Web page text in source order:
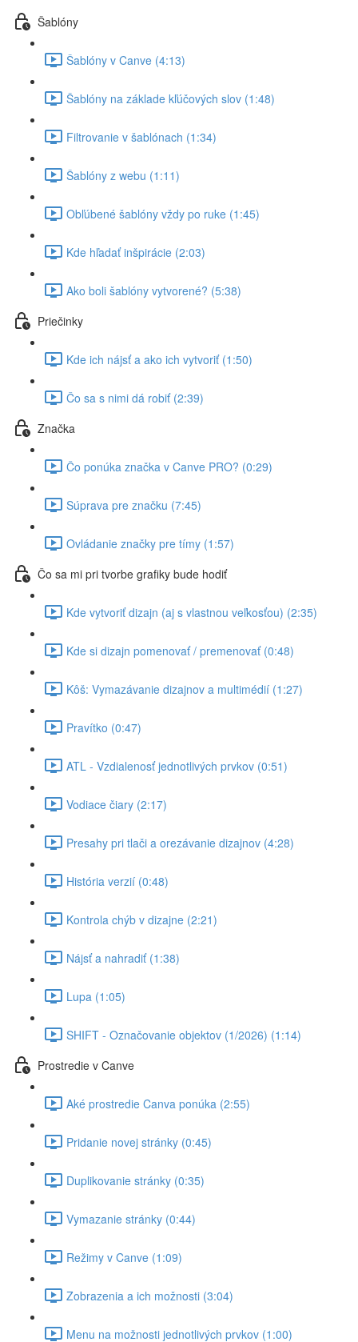
Šablóny
Šablóny v Canve (4:13)
Šablóny na základe kľúčových slov (1:48)
Filtrovanie v šablónach (1:34)
Šablóny z webu (1:11)
Obľúbené šablóny vždy po ruke (1:45)
Kde hľadať inšpirácie (2:03)
Ako boli šablóny vytvorené? (5:38)
Priečinky
Kde ich nájsť a ako ich vytvoriť (1:50)
Čo sa s nimi dá robiť (2:39)
Značka
Čo ponúka značka v Canve PRO? (0:29)
Súprava pre značku (7:45)
Ovládanie značky pre tímy (1:57)
Čo sa mi pri tvorbe grafiky bude hodiť
Kde vytvoriť dizajn (aj s vlastnou veľkosťou) (2:35)
Kde si dizajn pomenovať / premenovať (0:48)
Kôš: Vymazávanie dizajnov a multimédií (1:27)
Pravítko (0:47)
ATL - Vzdialenosť jednotlivých prvkov (0:51)
Vodiace čiary (2:17)
Presahy pri tlači a orezávanie dizajnov (4:28)
História verzií (0:48)
Kontrola chýb v dizajne (2:21)
Nájsť a nahradiť (1:38)
Lupa (1:05)
SHIFT - Označovanie objektov (1/2026) (1:14)
Prostredie v Canve
Aké prostredie Canva ponúka (2:55)
Pridanie novej stránky (0:45)
Duplikovanie stránky (0:35)
Vymazanie stránky (0:44)
Režimy v Canve (1:09)
Zobrazenia a ich možnosti (3:04)
Menu na možnosti jednotlivých prvkov (1:00)